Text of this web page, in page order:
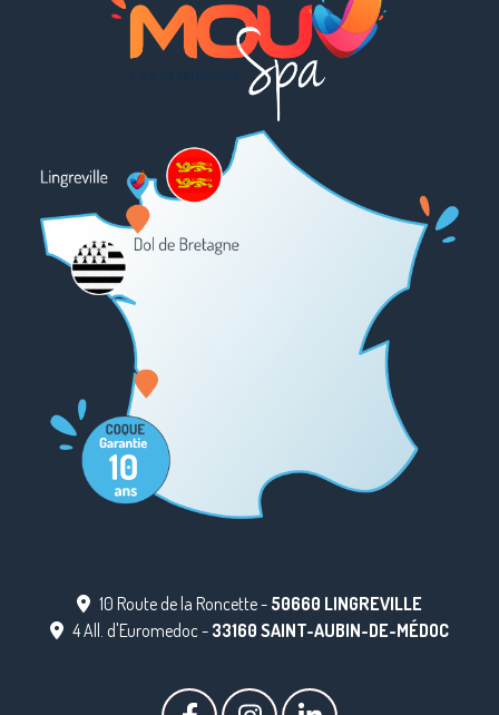
10 Route de la Roncette - 50660 LINGREVILLE
4 All. d'Euromedoc - 33160 SAINT-AUBIN-DE-MÉDOC